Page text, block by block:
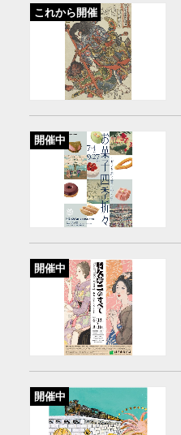
これから開催
開催中
開催中
開催中